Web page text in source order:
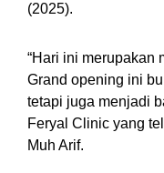
(2025).
“Hari ini merupakan
Grand opening ini
tetapi juga menjadi
Feryal Clinic yang
Muh Arif.